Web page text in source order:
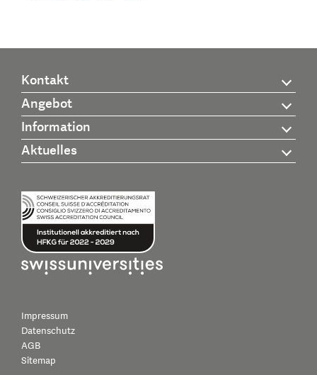
Kontakt
Angebot
Information
Aktuelles
Impressum
Datenschutz
AGB
Sitemap